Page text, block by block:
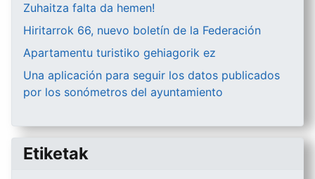
Zuhaitza falta da hemen!
Hiritarrok 66, nuevo boletín de la Federación
Apartamentu turistiko gehiagorik ez
Una aplicación para seguir los datos publicados
por los sonómetros del ayuntamiento
Etiketak